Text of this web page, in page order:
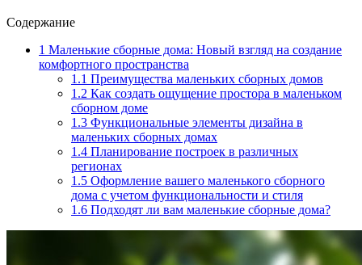
Содержание
1 Маленькие сборные дома: Новый взгляд на создание
комфортного пространства
1.1 Преимущества маленьких сборных домов
1.2 Как создать ощущение простора в маленьком
сборном доме
1.3 Функциональные элементы дизайна в
маленьких сборных домах
1.4 Планирование построек в различных
регионах
1.5 Оформление вашего маленького сборного
дома с учетом функциональности и стиля
1.6 Подходят ли вам маленькие сборные дома?